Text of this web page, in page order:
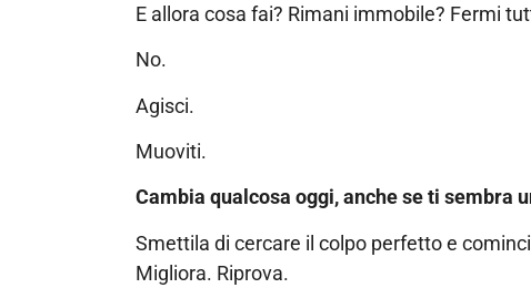
E allora cosa fai? Rimani immobile? Fermi
No.
Agisci.
Muoviti.
Cambia qualcosa oggi, anche se ti sembra
Smettila di cercare il colpo perfetto e
Migliora. Riprova.